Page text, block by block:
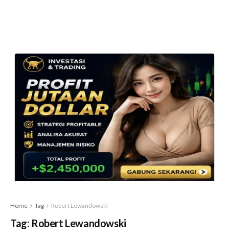
Home Tag Robert Lewandowski
Tag: Robert Lewandowski